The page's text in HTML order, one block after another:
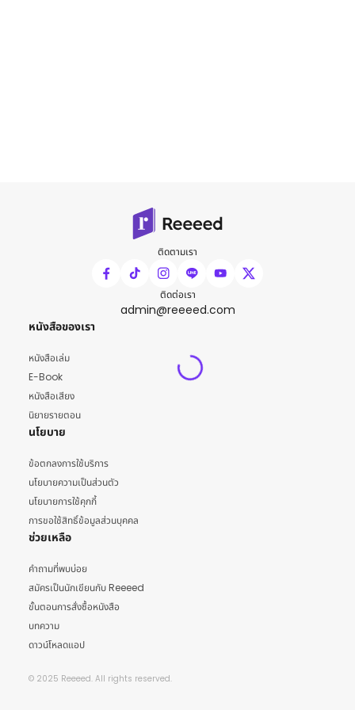
ติดตามเรา
ติดต่อเรา
admin@reeeed.com
หนังสือของเรา
หนังสือเล่ม
E-Book
หนังสือเสียง
นิยายรายตอน
นโยบาย
ข้อตกลงการใช้บริการ
นโยบายความเป็นส่วนตัว
นโยบายการใช้คุกกี้
การขอใช้สิทธิ์ข้อมูลส่วนบุคคล
ช่วยเหลือ
คำถามที่พบบ่อย
สมัครเป็นนักเขียนกับ Reeeed
ขั้นตอนการสั่งซื้อหนังสือ
บทความ
ดาวน์โหลดแอป
© 2025 Reeeed. All rights reserved.